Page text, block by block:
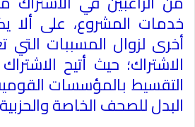
خدمات المشروع، على
أخرى لزوال المسببات التي
الاشتراك؛ حيث أتيح
التقسيط بالمؤسسات
البدل للصحف الخاصة والحزبية